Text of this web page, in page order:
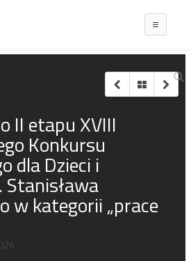
II etapu XVIII
Konkursu
dla Dzieci i
Stanisława
w kategorii „prace